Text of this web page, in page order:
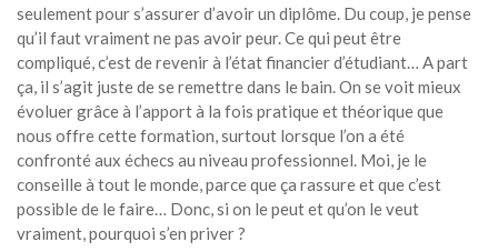
seulement pour s’assurer d’avoir un diplôme. Du coup, je pense
qu’il faut vraiment ne pas avoir peur. Ce qui peut être
compliqué, c’est de revenir à l’état financier d’étudiant… A part
ça, il s’agit juste de se remettre dans le bain. On se voit mieux
évoluer grâce à l’apport à la fois pratique et théorique que
nous offre cette formation, surtout lorsque l’on a été
confronté aux échecs au niveau professionnel. Moi, je le
conseille à tout le monde, parce que ça rassure et que c’est
possible de le faire… Donc, si on le peut et qu’on le veut
vraiment, pourquoi s’en priver ?